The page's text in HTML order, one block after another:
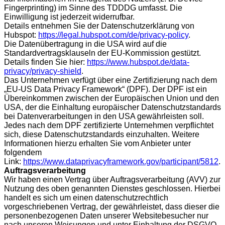
Fingerprinting) im Sinne des TDDDG umfasst. Die
Einwilligung ist jederzeit widerrufbar.
Details entnehmen Sie der Datenschutzerklärung von
Hubspot: https://legal.hubspot.com/de/privacy-policy.
Die Datenübertragung in die USA wird auf die
Standardvertragsklauseln der EU-Kommission gestützt.
Details finden Sie hier: https://www.hubspot.de/data-
privacy/privacy-shield.
Das Unternehmen verfügt über eine Zertifizierung nach dem
„EU-US Data Privacy Framework“ (DPF). Der DPF ist ein
Übereinkommen zwischen der Europäischen Union und den
USA, der die Einhaltung europäischer Datenschutzstandards
bei Datenverarbeitungen in den USA gewährleisten soll.
Jedes nach dem DPF zertifizierte Unternehmen verpflichtet
sich, diese Datenschutzstandards einzuhalten. Weitere
Informationen hierzu erhalten Sie vom Anbieter unter
folgendem
Link: https://www.dataprivacyframework.gov/participant/5812.
Auftragsverarbeitung
Wir haben einen Vertrag über Auftragsverarbeitung (AVV) zur
Nutzung des oben genannten Dienstes geschlossen. Hierbei
handelt es sich um einen datenschutzrechtlich
vorgeschriebenen Vertrag, der gewährleistet, dass dieser die
personenbezogenen Daten unserer Websitebesucher nur